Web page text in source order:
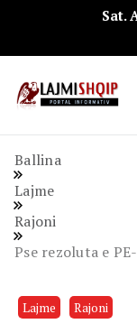
Sat.
Ballina
Lajme
Rajoni
Pse rezoluta e
Lajme Rajoni